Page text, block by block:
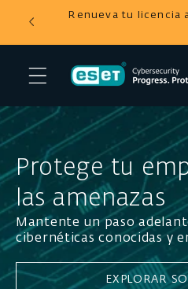
directamenteRenueva tu licencia
Protege tu
las amenazas
Mantente un paso
cibernéticas conocidas y
EXPLORAR